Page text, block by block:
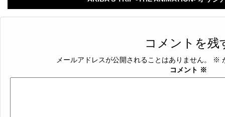
コメントを残
メールアドレスが公開されることはありません。 ※
コメント ※